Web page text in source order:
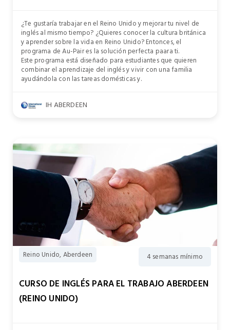
¿Te gustaría trabajar en el Reino Unido y mejorar tu nivel de
inglés al mismo tiempo? ¿Quieres conocer la cultura británica
y aprender sobre la vida en Reino Unido? Entonces, el
programa de Au-Pair es la solución perfecta paara ti.
Este programa está diseñado para estudiantes que quieren
combinar el aprendizaje del inglés y vivir con una familia
ayudándola con las tareas domésticas y.
IH ABERDEEN
Reino Unido, Aberdeen 4 semanas mínimo
CURSO DE INGLÉS PARA EL TRABAJO ABERDEEN
(REINO UNIDO)